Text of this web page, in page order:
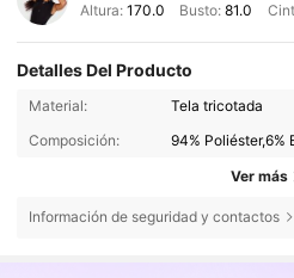
Altura: 170.0 Busto:81.0
Detalles Del Producto
Material:
Tela tricotada
Composición:
94% Poliéster,6%
Ver más
Información de seguridad y contactos